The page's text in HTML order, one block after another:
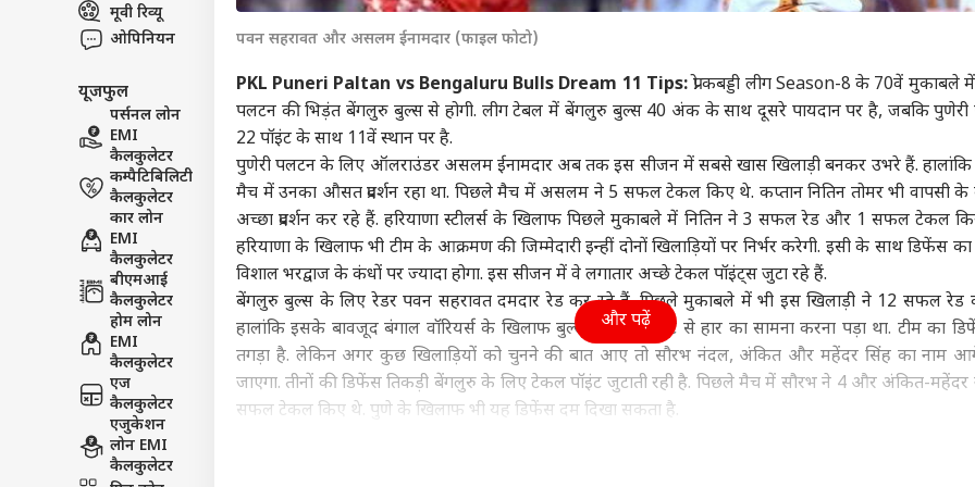
मूवी रिव्यू
ओपिनियन
यूजफुल
पर्सनल लोन
EMI
कैलकुलेटर
कम्पैटिबिलिटी
कैलकुलेटर
कार लोन
EMI
कैलकुलेटर
बीएमआई
कैलकुलेटर
होम लोन
EMI
कैलकुलेटर
एज
कैलकुलेटर
एजुकेशन
लोन EMI
कैलकुलेटर
पवन सहरावत और असलम ईनामदार (फाइल फोटो)
PKL Puneri Paltan vs Bengaluru Bulls Dream 11 Tips: प्रो कबड्डी लीग Season-8 के 70वें मुकाबले
पलटन की भिड़ंत बेंगलुरु बुल्स से होगी. लीग टेबल में बेंगलुरु बुल्स 40 अंक के साथ दूसरे पायदान पर है, जबकि पुणेरी
22 पॉइंट के साथ 11वें स्थान पर है.
पुणेरी पलटन के लिए ऑलराउंडर असलम ईनामदार अब तक इस सीजन में सबसे खास खिलाड़ी बनकर उभरे हैं.
मैच में उनका औसत प्रदर्शन रहा था. पिछले मैच में असलम ने 5 सफल टेकल किए थे. कप्तान नितिन तोमर भी वापसी के
अच्छा प्रदर्शन कर रहे हैं. हरियाणा स्टीलर्स के खिलाफ पिछले मुकाबले में नितिन ने 3 सफल रेड और 1 सफल टेकल
हरियाणा के खिलाफ भी टीम के आक्रमण की जिम्मेदारी इन्हीं दोनों खिलाड़ियों पर निर्भर करेगी. इसी के साथ डिफेंस का
विशाल भरद्वाज के कंधों पर ज्यादा होगा. इस सीजन में वे लगातार अच्छे टेकल पॉइंट्स जुटा रहे हैं.
बेंगलुरु बुल्स के लिए रेडर पवन सहरावत दमदार रेड कर रहे हैं. पिछले मुकाबले में भी इस खिलाड़ी ने 12 सफल रेड
हालांकि इसके बावजूद बंगाल वॉरियर्स के खिलाफ बुल्स को एक पॉइंट से हार का सामना करना पड़ा था. टीम का
तगड़ा है. लेकिन अगर कुछ खिलाड़ियों को चुनने की बात आए तो सौरभ नंदल, अंकित और महेंदर सिंह का नाम
जाएगा. तीनों की डिफेंस तिकड़ी बेंगलुरु के लिए टेकल पॉइंट जुटाती रही है. पिछले मैच में सौरभ ने 4 और अंकित-महेंदर
सफल टेकल किए थे. पुणे के खिलाफ भी यह डिफेंस दम दिखा सकता है.
और पढ़ें
एडवर्टाइज विथ अस
प्राइवेसी पॉलिसी
कॉन्टैक्ट अस
सेंड फीडबैक
अबाउट अस
करियर्स
LOGIN
विश्व
'बांग्लादेश दूसरा पाकिस्तान',
शेख हसीना के बेटे ने भारत
के लिए क्या कहा?
झारखंड
रांची प्रोटेस्ट: सरकार से
बातचीत के लिए तैयार हुए
छात्र, स्टेट गेस्ट हाउस में होगी
बात
इंडिया
जंतर-मंतर के बाद अब आगे
क्या? अभिजीत दीपके के घर
CJP, होगा बड़ा ऐलान
की
क्रिकेट
3 दिग्गज गेंदबाज, जो वनडे
क्रिकेट में कभी नहीं ले सके 5
विकेट हॉल
मध्य प्रदेश
राज्यसभा में कम हो जाएगी
BJP सदस्यों की संख्या?
निर्वाचन आयोग से हुई इस
सांसद की शिकायत
इंडिया
यूपी में सुबह से बारिश,
हरियाणा से दिल्ली तक
IMD की चेतावनी, आज देश
का मौसम कैसा?